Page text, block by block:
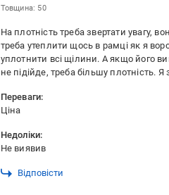
Товщина: 50
На плотність треба звертати увагу,
треба утеплити щось в рамці як я
уплотнити всі щілини. А якщо його
не підійде, треба більшу
Переваги:
Ціна
Недоліки:
Не виявив
Відповісти